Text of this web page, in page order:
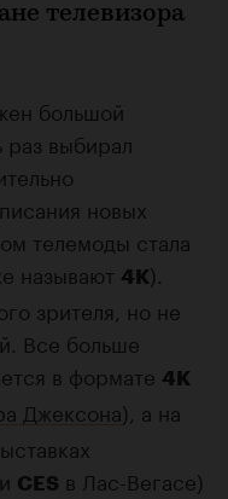
телевизора
большой
раз выбирал
новых
телемоды стала
называют 4K).
зрителя, но не
Все больше
в формате 4K
Джексона), а на
CES в Лас-Вегасе)